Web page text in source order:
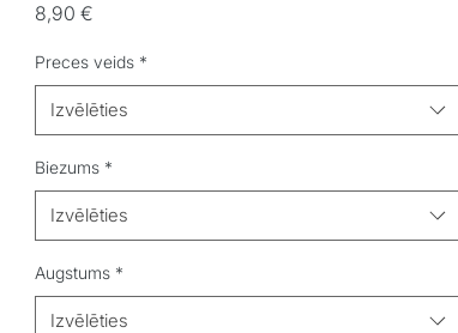
8,90 €
Preces veids *
Izvēlēties
Biezums *
Izvēlēties
Augstums *
Izvēlēties